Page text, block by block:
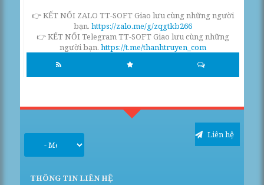
👉 KẾT NỐI ZALO TT-SOFT Giao lưu cùng những người
bạn. https://zalo.me/g/zqgtkb266
👉 KẾT NỐI Telegram TT-SOFT Giao lưu cùng những
người bạn. https://t.me/thanhtruyen_com
Liên hệ
THÔNG TIN LIÊN HỆ